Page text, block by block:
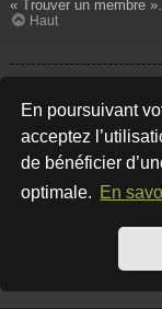
En poursuivant
acceptez
de bénéficier
optimale. En
« Trouver un membre ».
Haut
Comment puis-
sujets ?
Vos propres
« Afficher vos
soit en cliquant sur le
sur la page de votre
« Raccourcis » situé
recherche de vos
remplissez